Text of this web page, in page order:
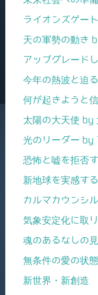
ライオンズゲート
天の軍勢の動き
アップグレード
今年の熱波と迫
何が起きようと
太陽の大天使 by
光のリーダー by
恐怖と嘘を拒否
新地球を実感す
カルマカウンシ
気象安定化に取
魂のあるなしの
無条件の愛の状
新世界・新創造